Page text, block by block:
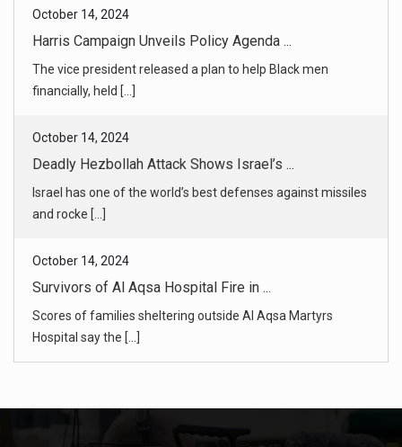
October 14, 2024
Deadly Hezbollah Attack Shows Israel’s ...
Israel has one of the world’s best defenses against missiles
and rocke [...]
October 14, 2024
Survivors of Al Aqsa Hospital Fire in ...
Scores of families sheltering outside Al Aqsa Martyrs
Hospital say the [...]
October 14, 2024
Tent Camp in Gaza Engulfed by Flames A ...
At least four Palestinians taking shelter by a hospital were
killed in [...]
Armed Man Arrested After Reportedly Th ...